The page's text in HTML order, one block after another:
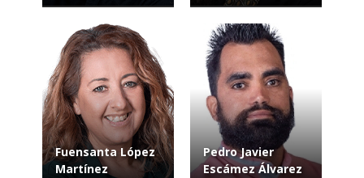
Fuensanta López
Martínez
Pedro Javier
Escámez Álvarez